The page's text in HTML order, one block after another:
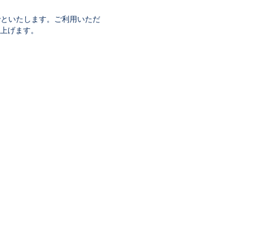
いたします。ご利用いただ
げます。